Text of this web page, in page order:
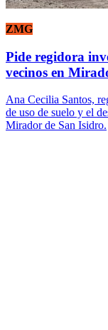
ZMG
Pide regidora
vecinos en
Ana Cecilia Santos,
de uso de suelo y el
Mirador de San Isidro.